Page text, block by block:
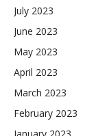
July 2023
June 2023
May 2023
April 2023
March 2023
February 2023